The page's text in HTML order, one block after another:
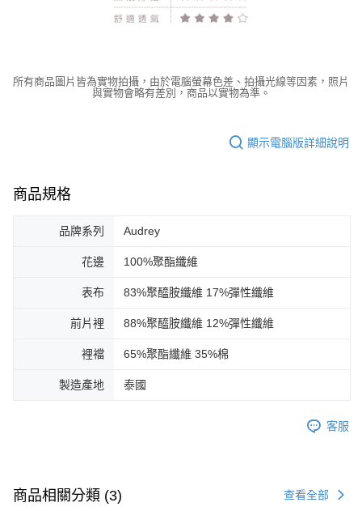
所有商品圖片皆為實物拍攝，由於電腦螢幕色差、拍攝光線等因素，照片
與實物會略有差別，商品以實物為準。
顯示電腦版詳細說明
商品規格
品牌系列 Audrey
花邊 100%聚酯纖維
表布 83%聚醯胺纖維 17%彈性纖維
前片裡 88%聚醯胺纖維 12%彈性纖維
裡襠 65%聚酯纖維 35%棉
製造產地 泰國
客服
商品相關分類 (3) 查看全部